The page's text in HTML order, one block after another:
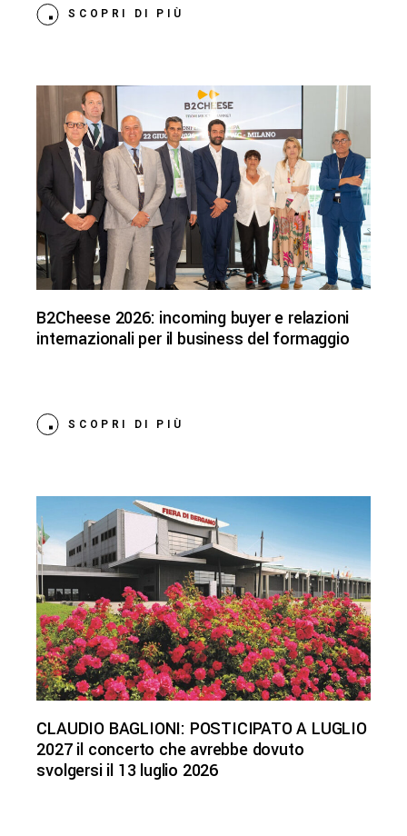
SCOPRI DI PIÙ
B2Cheese 2026: incoming buyer e relazioni
internazionali per il business del formaggio
SCOPRI DI PIÙ
CLAUDIO BAGLIONI: POSTICIPATO A LUGLIO
2027 il concerto che avrebbe dovuto
svolgersi il 13 luglio 2026